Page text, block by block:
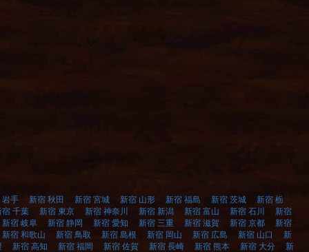
岩手 新宿 秋田 新宿 宮城 新宿 山形 新宿 福島 新宿 茨城
新宿 栃
宿 千葉
新宿 東京 新宿 神奈川 新宿 新潟 新宿 富山 新宿 石川
新宿
新宿 岐阜
新宿 静岡 新宿 愛知 新宿 三重 新宿 滋賀 新宿 京都
新宿
新宿 和歌山
新宿 鳥取 新宿 島根 新宿 岡山 新宿 広島 新宿 山口
新
新宿 高知 新宿 福岡 新宿 佐賀 新宿 長崎 新宿 熊本 新宿 大分 新